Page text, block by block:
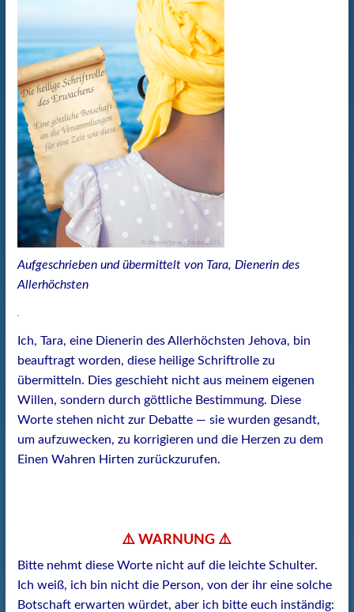
Aufgeschrieben und übermittelt von Tara, Dienerin des
Allerhöchsten
.
Ich, Tara, eine Dienerin des Allerhöchsten Jehova, bin
beauftragt worden, diese heilige Schriftrolle zu
übermitteln. Dies geschieht nicht aus meinem eigenen
Willen, sondern durch göttliche Bestimmung. Diese
Worte stehen nicht zur Debatte — sie wurden gesandt,
um aufzuwecken, zu korrigieren und die Herzen zu dem
Einen Wahren Hirten zurückzurufen.
⚠️ WARNUNG ⚠️
Bitte nehmt diese Worte nicht auf die leichte Schulter.
Ich weiß, ich bin nicht die Person, von der ihr eine solche
Botschaft erwarten würdet, aber ich bitte euch inständig: